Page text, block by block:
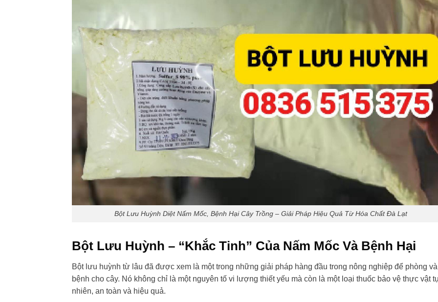
Bột Lưu Huỳnh Diệt Nấm Mốc, Bệnh Hại Cây Trồng – Giải Pháp Hiệu Quả Từ Hóa Chất Đà Lạt
Bột Lưu Huỳnh – “Khắc Tinh” Của Nấm Mốc Và Bệnh Hại
Bột lưu huỳnh từ lâu đã được xem là một trong những giải pháp hàng đầu trong nông nghiệp để phòng
bệnh cho cây. Nó không chỉ là một nguyên tố vi lượng thiết yếu mà còn là một loại thuốc bảo vệ thực vật
nhiên, an toàn và hiệu quả.